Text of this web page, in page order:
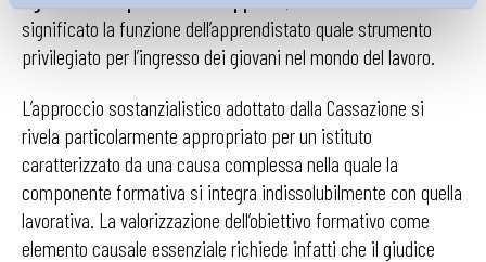
significato la funzione dell’apprendistato quale strumento
privilegiato per l’ingresso dei giovani nel mondo del lavoro.
L’approccio sostanzialistico adottato dalla Cassazione si
rivela particolarmente appropriato per un istituto
caratterizzato da una causa complessa nella quale la
componente formativa si integra indissolubilmente con quella
lavorativa. La valorizzazione dell’obiettivo formativo come
elemento causale essenziale richiede infatti che il giudice